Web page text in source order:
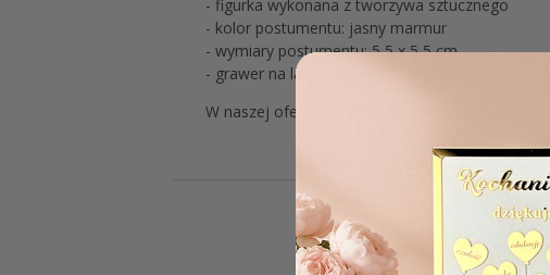
- figurka wykonana z tworzywa sztucznego
- kolor postumentu: jasny marmur
- wymiary postumentu: 5,5 x 5,5 cm
- grawer na laminowanej tabliczce wykonywany
W naszej ofercie znajdziecie również statuetkę